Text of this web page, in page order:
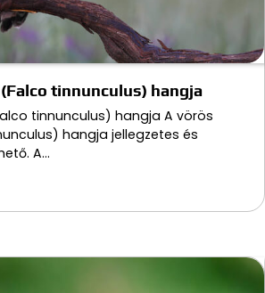
tinnunculus) hangja
tinnunculus) hangja A vörös
hangja jellegzetes és
A…